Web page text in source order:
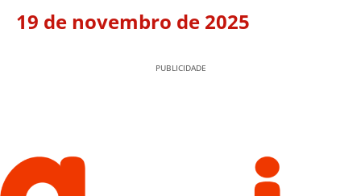
19 de novembro de 2025
PUBLICIDADE